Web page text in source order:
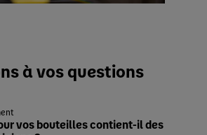
à vos questions
vos bouteilles contient-il des